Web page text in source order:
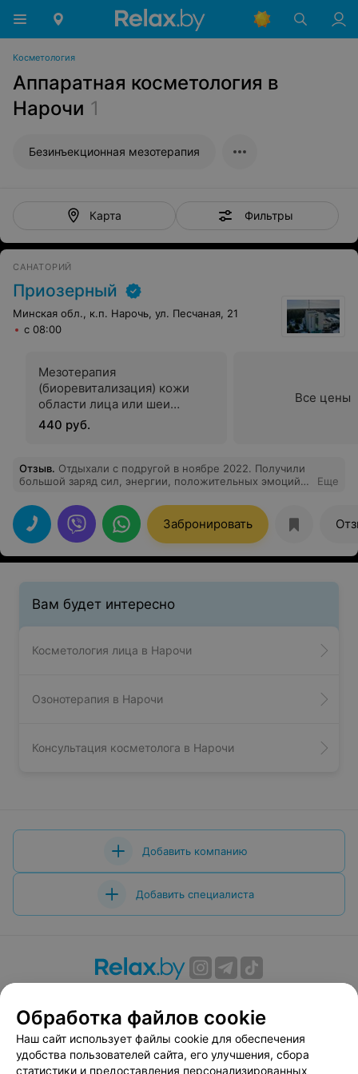
Косметология
Аппаратная косметология в
Нарочи 1
Безинъекционная мезотерапия
Карта Фильтры
САНАТОРИЙ
Приозерный
Минская обл., к.п. Нарочь, ул. Песчаная, 21
с 08:00
Мезотерапия
(биоревитализация) кожи
области лица или шеи
(препарат RRS Hyalift, Revofil
aquashine BR 2 мл, Filorga
440 руб.
Все цены
Отзыв. Отдыхали с подругой в ноябре 2022. Получили
большой заряд сил, энергии, положительных эмоций!
Соответственно цена - качество. Медицинский
персонал подобран высокой квалификации, также на
высоте и другие подразделения. Все условия для
спортивного и культурного отдыха, отличная кухня.
Спасибо "Приозерный"! До новых встреч!
Еще
Забронировать
Вам будет интересно
Косметология лица в Нарочи
Озонотерапия в Нарочи
Консультация косметолога в Нарочи
Добавить компанию
Добавить специалиста
Вакансии
Публичный договор
Способы оплаты
Публичный договор по использованию сервиса
«Афиша»
Обработка файлов cookie
Наш сайт использует файлы cookie для обеспечения
удобства пользователей сайта, его улучшения, сбора
статистики и предоставления персонализированных